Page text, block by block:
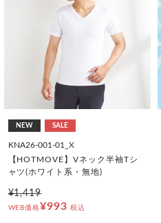
NEW SALE
KNA26-001-01_X
【HOTMOVE】Vネック半袖Tシ
ャツ(ホワイト系・無地)
¥1,419
WEB価格¥993 税込